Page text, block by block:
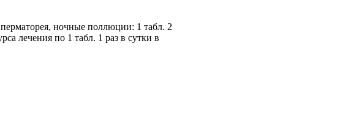
ночные поллюции: 1 табл. 2
лечения по 1 табл. 1 раз в сутки в